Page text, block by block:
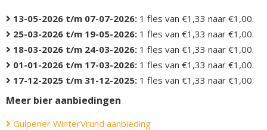
13-05-2026 t/m 07-07-2026: 1 fles van €1,33 naar €1,00.
25-03-2026 t/m 19-05-2026: 1 fles van €1,33 naar €1,00.
18-03-2026 t/m 24-03-2026: 1 fles van €1,33 naar €1,00.
01-01-2026 t/m 17-03-2026: 1 fles van €1,33 naar €1,00.
17-12-2025 t/m 31-12-2025: 1 fles van €1,33 naar €1,00.
Meer bier aanbiedingen
Gulpener WinterVrund aanbieding